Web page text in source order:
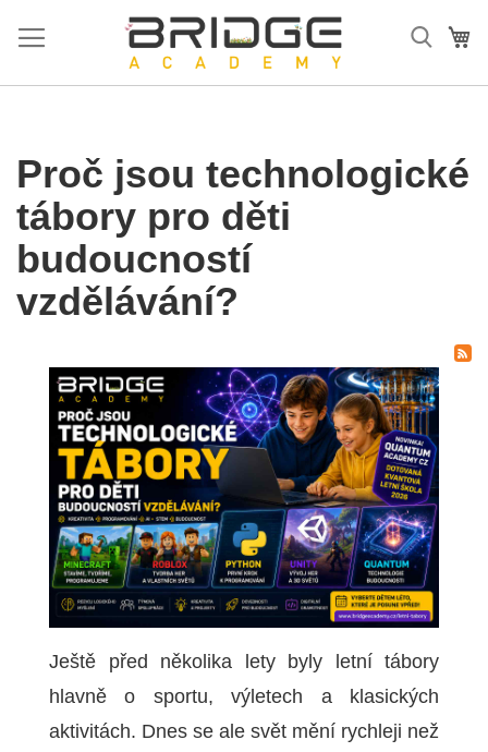
na
Proč jsou technologické
tábory pro děti
budoucností
vzdělávání?
Ještě před několika lety byly letní tábory
hlavně o sportu, výletech a klasických
aktivitách. Dnes se ale svět mění rychleji než